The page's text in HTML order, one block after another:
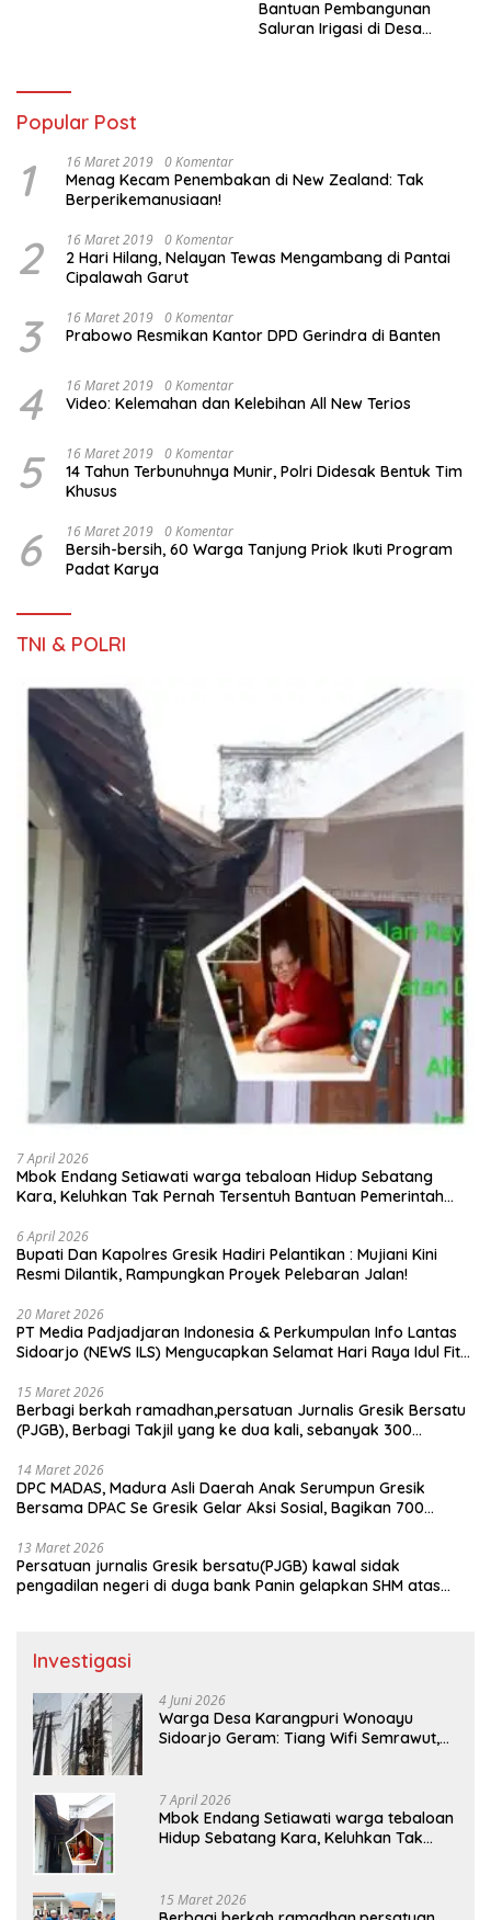
Bantuan Pembangunan
Saluran Irigasi di Desa
Popular Post
1 16 Maret 2019 0 Komentar
Menag Kecam Penembakan di New Zealand: Tak
Berperikemanusiaan!
2 16 Maret 2019 0 Komentar
2 Hari Hilang, Nelayan Tewas Mengambang di Pantai
Cipalawah Garut
3 16 Maret 2019 0 Komentar
Prabowo Resmikan Kantor DPD Gerindra di Banten
4 16 Maret 2019 0 Komentar
Video: Kelemahan dan Kelebihan All New Terios
5 16 Maret 2019 0 Komentar
14 Tahun Terbunuhnya Munir, Polri Didesak Bentuk Tim
Khusus
6 16 Maret 2019 0 Komentar
Bersih-bersih, 60 Warga Tanjung Priok Ikuti Program
Padat Karya
TNI & POLRI
7 April 2026
Mbok Endang Setiawati warga tebaloan Hidup Sebatang
Kara, Keluhkan Tak Pernah Tersentuh Bantuan Pemerintah
6 April 2026
​Bupati Dan Kapolres Gresik Hadiri Pelantikan : Mujiani Kini
Resmi Dilantik, Rampungkan Proyek Pelebaran Jalan!
20 Maret 2026
PT Media Padjadjaran Indonesia & Perkumpulan Info Lantas
Sidoarjo (NEWS ILS) Mengucapkan Selamat Hari Raya Idul Fitri
15 Maret 2026
Berbagi berkah ramadhan,persatuan Jurnalis Gresik Bersatu
(PJGB), Berbagi Takjil yang ke dua kali, sebanyak 300
14 Maret 2026
DPC MADAS, Madura Asli Daerah Anak Serumpun Gresik
Bersama DPAC Se Gresik Gelar Aksi Sosial, Bagikan 700
13 Maret 2026
Persatuan jurnalis Gresik bersatu(PJGB) kawal sidak
pengadilan negeri di duga bank Panin gelapkan SHM atas
Investigasi
4 Juni 2026
Warga Desa Karangpuri Wonoayu
Sidoarjo Geram: Tiang Wifi Semrawut,
7 April 2026
Mbok Endang Setiawati warga tebaloan
Hidup Sebatang Kara, Keluhkan Tak
15 Maret 2026